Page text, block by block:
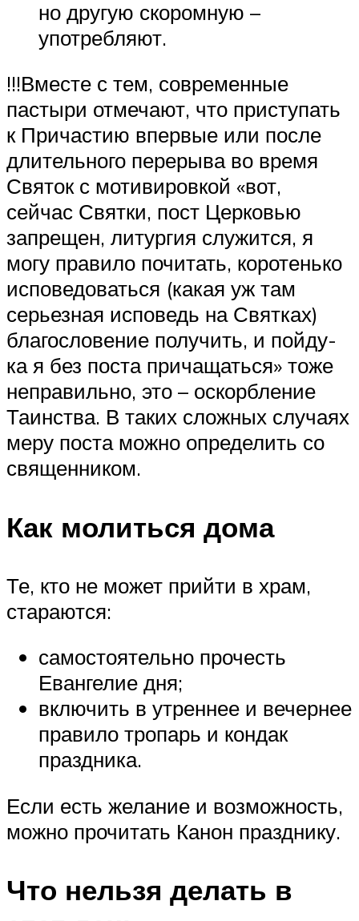
но другую скоромную –
употребляют.
!!!Вместе с тем, современные
пастыри отмечают, что приступать
к Причастию впервые или после
длительного перерыва во время
Святок с мотивировкой «вот,
сейчас Святки, пост Церковью
запрещен, литургия служится, я
могу правило почитать, коротенько
исповедоваться (какая уж там
серьезная исповедь на Святках)
благословение получить, и пойду-
ка я без поста причащаться» тоже
неправильно, это – оскорбление
Таинства. В таких сложных случаях
меру поста можно определить со
священником.
Как молиться дома
Те, кто не может прийти в храм,
стараются:
самостоятельно прочесть
Евангелие дня;
включить в утреннее и вечернее
правило тропарь и кондак
праздника.
Если есть желание и возможность,
можно прочитать Канон празднику.
Что нельзя делать в